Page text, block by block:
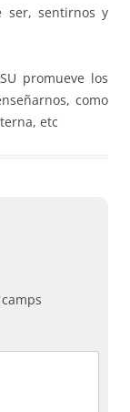
ser, sentirnos y
promueve los
como
etc
camps